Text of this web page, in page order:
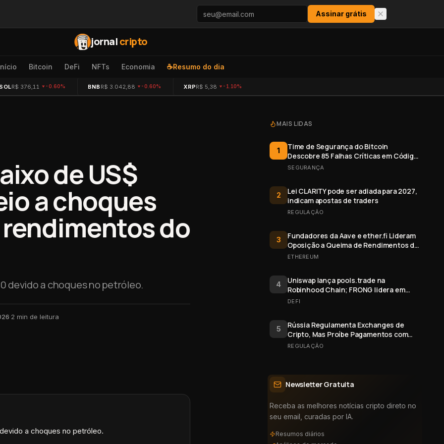
Assinar grátis
jornalcripto
Bitcoin DeFi NFTs Economia ☕Resumo do dia
R$ 376,11 -0.60% BNB R$ 3.042,88 -0.60% XRPR$ 5,38 -1.10%
de US$
a choques
do
devido a choques no petróleo.
·2 min de leitura
a choques no petróleo.
MAIS LIDAS
1
Time de Segurança do Bitcoin
Descobre 85 Falhas Críticas em Código
Aberto
SEGURANÇA
2
Lei CLARITY pode ser adiada para 2027,
indicam apostas de traders
REGULAÇÃO
3
Fundadores da Aave e ether.fi Lideram
Oposição a Queima de Rendimentos de
Staking do Ethereum
ETHEREUM
4
Uniswap lança pools.trade na
Robinhood Chain; FRONG lidera em
valor
DEFI
5
Rússia Regulamenta Exchanges de
Cripto, Mas Proíbe Pagamentos com
Bitcoin
REGULAÇÃO
Newsletter Gratuita
Receba as melhores notícias cripto direto no
seu email, curadas por IA.
Resumos diários